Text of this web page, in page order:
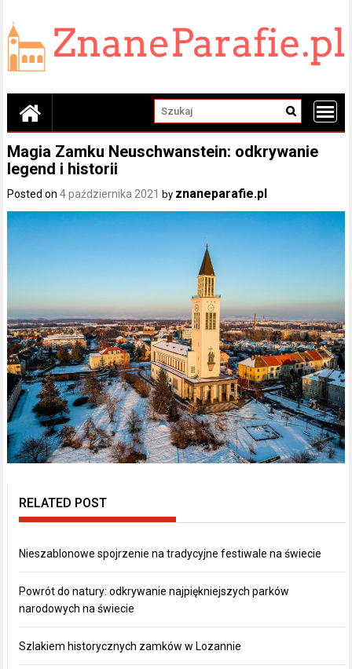
content
Magia Zamku Neuschwanstein: odkrywanie
legend i historii
Posted on4 października 2021 by znaneparafie.pl
RELATED POST
Nieszablonowe spojrzenie na tradycyjne festiwale na świecie
Powrót do natury: odkrywanie najpiękniejszych parków
narodowych na świecie
Szlakiem historycznych zamków w Lozannie